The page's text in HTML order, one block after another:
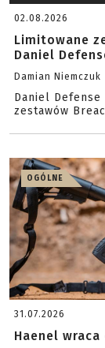
02.08.2026
Limitowane
Daniel
Damian Niemczuk
Daniel
zestawów
OGÓLNE
31.07.2026
Haenel